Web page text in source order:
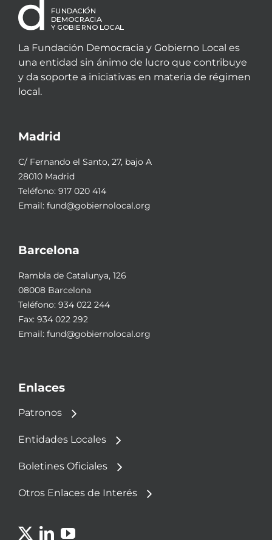
La Fundación Democracia y Gobierno Local es
una entidad sin ánimo de lucro que contribuye
y da soporte a iniciativas en materia de régimen
local.
Madrid
C/ Fernando el Santo, 27, bajo A
28010 Madrid
Teléfono: 917 020 414
Email: fund@gobiernolocal.org
Barcelona
Rambla de Catalunya, 126
08008 Barcelona
Teléfono: 934 022 244
Fax: 934 022 292
Email: fund@gobiernolocal.org
Enlaces
Patronos
Entidades Locales
Boletines Oficiales
Otros Enlaces de Interés